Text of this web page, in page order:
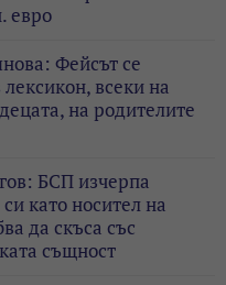
евро
Фейсът се
всеки на
на родителите
БСП изчерпа
като носител на
да скъса със
същност